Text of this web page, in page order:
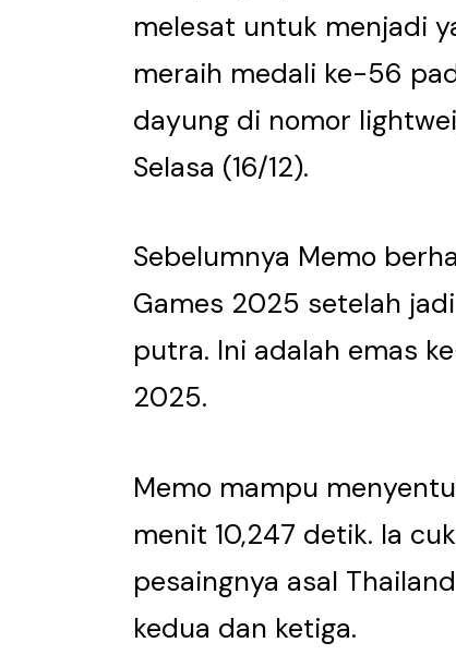
melesat untuk menjadi
meraih medali ke-56
dayung di nomor
Selasa (16/12).
Sebelumnya Memo
Games 2025 setelah
putra. Ini adalah emas
2025.
Memo mampu
menit 10,247 detik. Ia
pesaingnya asal
kedua dan ketiga.